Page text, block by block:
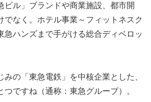
ビル」ブランドや商業施設、都市開
でなく。ホテル事業～フィットネスク
急ハンズまで手がける総合ディベロッ
みの「東急電鉄」を中核企業とした、
つですね（通称：東急グループ）。